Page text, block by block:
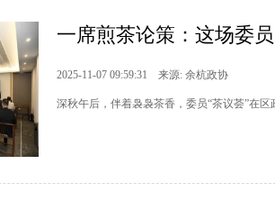
一席煎茶论策：这场委
2025-11-07 09:59:31 来源: 余杭政协
深秋午后，伴着袅袅茶香，委员“茶议荟”在